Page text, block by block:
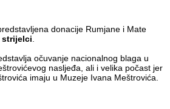
donacije Rumjane i Mate
strijelci
očuvanje nacionalnog blaga u
nasljeđa, ali i velika počast jer
imaju u Muzeje Ivana Meštrovića.